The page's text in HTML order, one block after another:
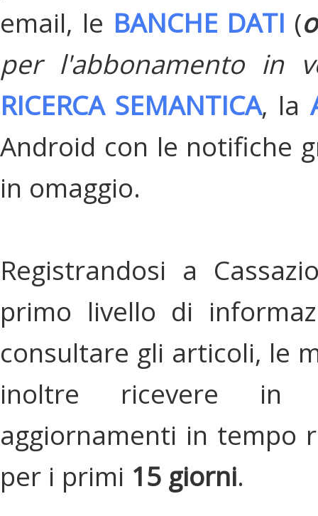
email, le BANCHE DATI (
per l'abbonamento in
RICERCA SEMANTICA, la
Android con le notifiche
in omaggio.
Registrandosi a
primo livello di
consultare gli articoli, le
inoltre ricevere in
aggiornamenti in tempo
per i primi 15 giorni.